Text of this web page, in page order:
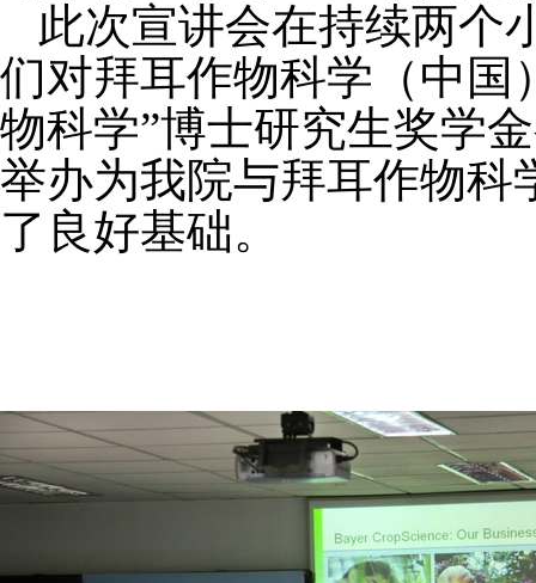
此次宣讲会在持续两个
们对拜耳作物科学（中国
物科学”博士研究生奖学
举办为我院与拜耳作物科
了良好基础。